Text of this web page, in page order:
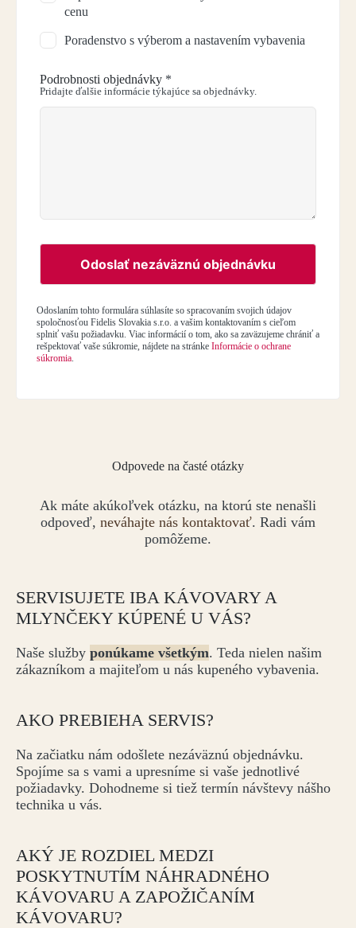
cenu
Poradenstvo s výberom a nastavením vybavenia
Podrobnosti objednávky *
Pridajte ďalšie informácie týkajúce sa objednávky.
Odoslať nezáväznú objednávku
Odoslaním tohto formulára súhlasíte so spracovaním svojich údajov
spoločnosťou Fidelis Slovakia s.r.o. a vašim kontaktovaním s cieľom
splniť vašu požiadavku. Viac informácií o tom, ako sa zaväzujeme chrániť a
rešpektovať vaše súkromie, nájdete na stránke Informácie o ochrane
súkromia
Odpovede na časté otázky
Ak máte akúkoľvek otázku, na ktorú ste nenašli
odpoveď, neváhajte nás kontaktovať. Radi vám
pomôžeme.
SERVISUJETE IBA KÁVOVARY A
MLYNČEKY KÚPENÉ U VÁS?
Naše služby ponúkame všetkým. Teda nielen našim
zákazníkom a majiteľom u nás kupeného vybavenia.
AKO PREBIEHA SERVIS?
Na začiatku nám odošlete nezáväznú objednávku.
Spojíme sa s vami a upresníme si vaše jednotlivé
požiadavky. Dohodneme si tiež termín návštevy nášho
technika u vás.
AKÝ JE ROZDIEL MEDZI
POSKYTNUTÍM NÁHRADNÉHO
KÁVOVARU A ZAPOŽIČANÍM
KÁVOVARU?